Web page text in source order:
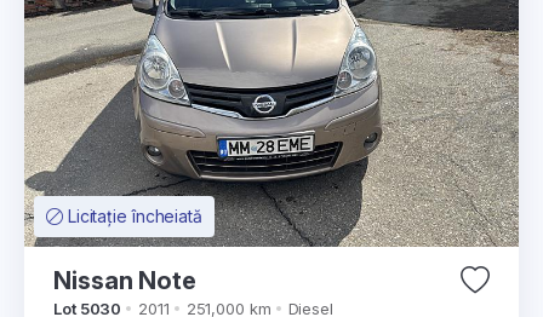
Licitație încheiată
Nissan Note
Lot 5030 2011 251,000 km
Diesel